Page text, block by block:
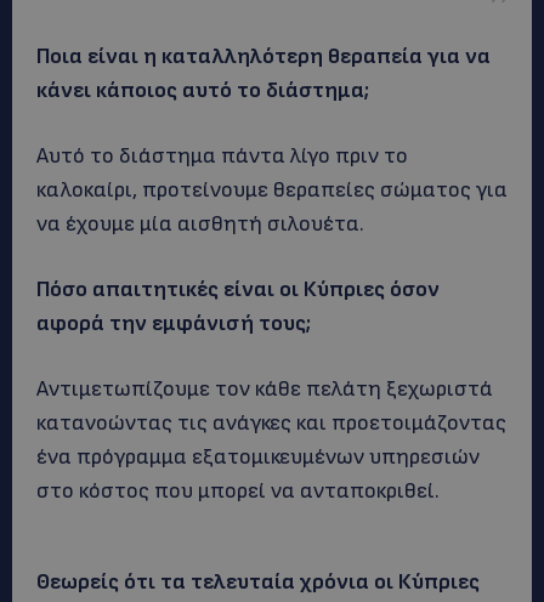
Ποια είναι η καταλληλότερη θεραπεία για να
κάνει κάποιος αυτό το διάστημα;
Αυτό το διάστημα πάντα λίγο πριν το
καλοκαίρι, προτείνουμε θεραπείες σώματος για
να έχουμε μία αισθητή σιλουέτα.
Πόσο απαιτητικές είναι οι Κύπριες όσον
αφορά την εμφάνισή τους;
Αντιμετωπίζουμε τον κάθε πελάτη ξεχωριστά
κατανοώντας τις ανάγκες και προετοιμάζοντας
ένα πρόγραμμα εξατομικευμένων υπηρεσιών
στο κόστος που μπορεί να ανταποκριθεί.
Θεωρείς ότι τα τελευταία χρόνια οι Κύπριες